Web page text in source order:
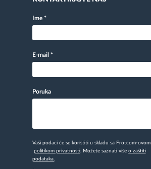
Ime *
E-mail *
Poruka
Vaši podaci će se koristiti u skladu sa Frotcom-ovom
politikom privatnosti. Možete saznati više o zaštiti
podataka.